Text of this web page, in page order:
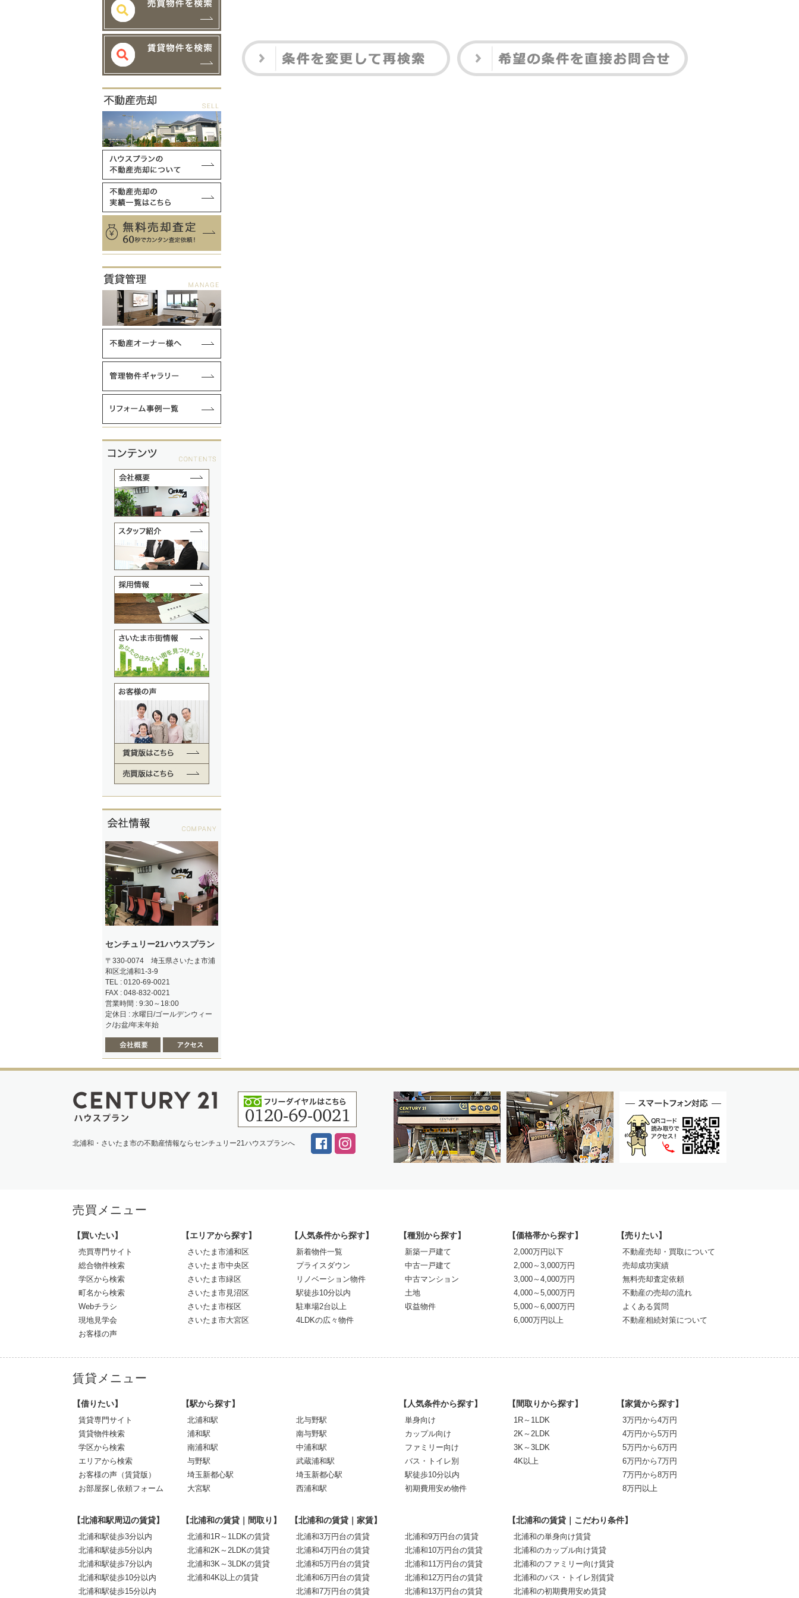
センチュリー21ハウスプラン
〒330-0074 埼玉県さいたま市浦
和区北浦和1-3-9
TEL : 0120-69-0021
FAX : 048-832-0021
営業時間 : 9:30～18:00
定休日 : 水曜日/ゴールデンウィー
ク/お盆/年末年始
北浦和・さいたま市の不動産情報ならセンチュリー21ハウスプランへ
売買メニュー
【買いたい】
売買専門サイト
総合物件検索
学区から検索
町名から検索
Webチラシ
現地見学会
お客様の声
【エリアから探す】
さいたま市浦和区
さいたま市中央区
さいたま市緑区
さいたま市見沼区
さいたま市桜区
さいたま市大宮区
【人気条件から探す】
新着物件一覧
プライスダウン
リノベーション物件
駅徒歩10分以内
駐車場2台以上
4LDKの広々物件
【種別から探す】
新築一戸建て
中古一戸建て
中古マンション
土地
収益物件
【価格帯から探す】
2,000万円以下
2,000～3,000万円
3,000～4,000万円
4,000～5,000万円
5,000～6,000万円
6,000万円以上
【売りたい】
不動産売却・買取について
売却成功実績
無料売却査定依頼
不動産の売却の流れ
よくある質問
不動産相続対策について
賃貸メニュー
【借りたい】
賃貸専門サイト
賃貸物件検索
学区から検索
エリアから検索
お客様の声（賃貸版）
お部屋探し依頼フォーム
【駅から探す】
北浦和駅
浦和駅
南浦和駅
与野駅
埼玉新都心駅
大宮駅
北与野駅
南与野駅
中浦和駅
武蔵浦和駅
埼玉新都心駅
西浦和駅
【人気条件から探す】
単身向け
カップル向け
ファミリー向け
バス・トイレ別
駅徒歩10分以内
初期費用安め物件
【間取りから探す】
1R～1LDK
2K～2LDK
3K～3LDK
4K以上
【家賃から探す】
3万円から4万円
4万円から5万円
5万円から6万円
6万円から7万円
7万円から8万円
8万円以上
【北浦和駅周辺の賃貸】
北浦和駅徒歩3分以内
北浦和駅徒歩5分以内
北浦和駅徒歩7分以内
北浦和駅徒歩10分以内
北浦和駅徒歩15分以内
【北浦和の賃貸｜間取り】
北浦和1R～1LDKの賃貸
北浦和2K～2LDKの賃貸
北浦和3K～3LDKの賃貸
北浦和4K以上の賃貸
【北浦和の賃貸｜家賃】
北浦和3万円台の賃貸
北浦和4万円台の賃貸
北浦和5万円台の賃貸
北浦和6万円台の賃貸
北浦和7万円台の賃貸
北浦和9万円台の賃貸
北浦和10万円台の賃貸
北浦和11万円台の賃貸
北浦和12万円台の賃貸
北浦和13万円台の賃貸
【北浦和の賃貸｜こだわり条件】
北浦和の単身向け賃貸
北浦和のカップル向け賃貸
北浦和のファミリー向け賃貸
北浦和のバス・トイレ別賃貸
北浦和の初期費用安め賃貸